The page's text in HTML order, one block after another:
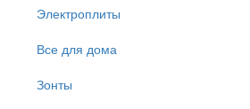
Электроплиты
Все для дома
Зонты